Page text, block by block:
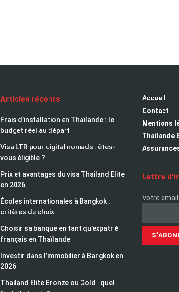
Articles récents
Frais d’installation en Thaïlande : le
budget réel au départ
Visa LTR pour digital nomads : êtes-
vous éligible ?
Prix et avantages du visa Thailand Elite
en 2026
Écoles internationales à Bangkok :
critères de choix
Choisir sa banque en tant qu’expatrié
français en Thaïlande
Investir dans l’immobilier à Bangkok en
2026
Thailand Elite Bronze ou Gold : quel
Accueil
Contact
Mentions
Thailande
Lettre
Votre email